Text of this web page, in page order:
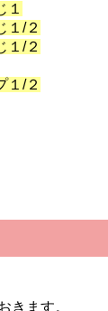
/２
/２
２
きます。